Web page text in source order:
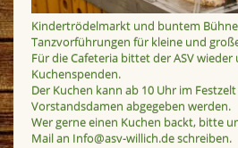
Kindertrödelmarkt und buntem
Tanzvorführungen für kleine und
Für die Cafeteria bittet der ASV wieder
Kuchenspenden.
Der Kuchen kann ab 10 Uhr im
Vorstandsdamen abgegeben werden.
Wer gerne einen Kuchen backt, bitte
Mail an Info@asv-willich.deschreiben.